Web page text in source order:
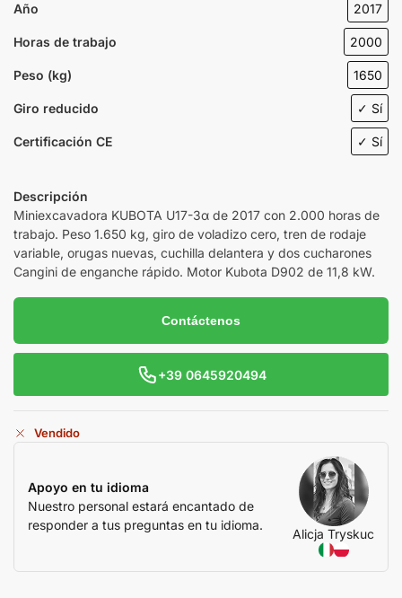
Año 2017
Horas de trabajo 2000
Peso (kg) 1650
Giro reducido ✓ Sí
Certificación CE ✓ Sí
Descripción
Miniexcavadora KUBOTA U17-3α de 2017 con 2.000 horas de
trabajo. Peso 1.650 kg, giro de voladizo cero, tren de rodaje
variable, orugas nuevas, cuchilla delantera y dos cucharones
Cangini de enganche rápido. Motor Kubota D902 de 11,8 kW.
Contáctenos
+39 0645920494
Vendido
Apoyo en tu idioma
Nuestro personal estará encantado de
responder a tus preguntas en tu idioma.
Alicja Tryskuc